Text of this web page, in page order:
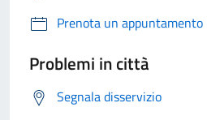
Prenota un appuntamento
Problemi in città
Segnala disservizio